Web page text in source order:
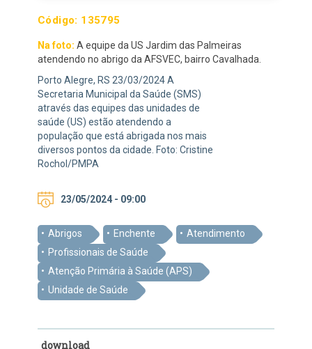
Código: 135795
Na foto: A equipe da US Jardim das Palmeiras
atendendo no abrigo da AFSVEC, bairro Cavalhada.
Porto Alegre, RS 23/03/2024 A
Secretaria Municipal da Saúde (SMS)
através das equipes das unidades de
saúde (US) estão atendendo a
população que está abrigada nos mais
diversos pontos da cidade. Foto: Cristine
Rochol/PMPA
23/05/2024 - 09:00
Abrigos Enchente
Atendimento
Profissionais de Saúde
Atenção Primária à Saúde (APS)
Unidade de Saúde
download